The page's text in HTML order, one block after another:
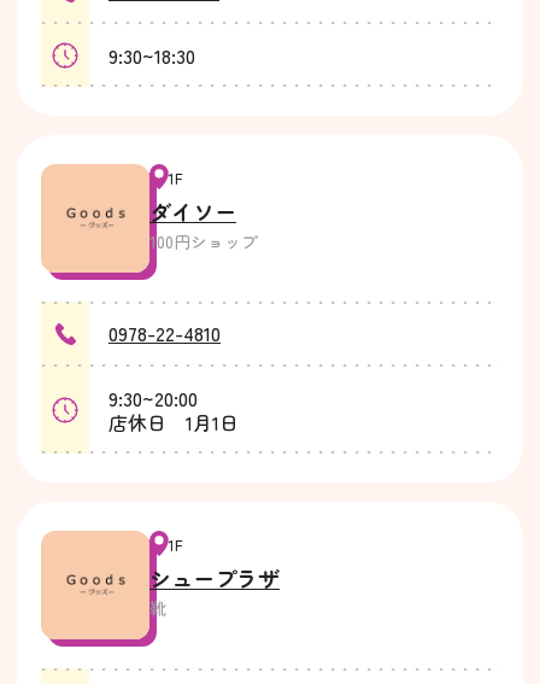
9:30~18:30
1F
ダイソー
100円ショップ
0978-22-4810
9:30~20:00
店休日 1月1日
1F
シュープラザ
靴